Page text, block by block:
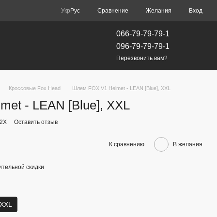
Укр Рус Сравнение Желания Вход
066-79-79-79-1
096-79-79-79-1
Перезвонить вам?
Кроссовые Fox Head Шлем FOX V1 Helmet - LEAN [Blue], XXL
- LEAN [Blue], XXL
Оставить отзыв
К сравнению В желания
скидки
XXL